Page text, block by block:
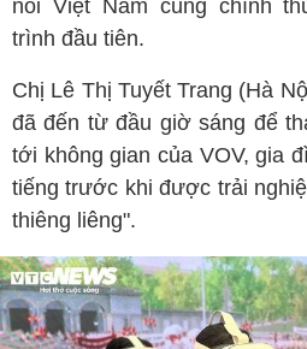
nói Việt Nam cũng chính
trình đầu tiên.
Chị Lê Thị Tuyết Trang (Hà
đã đến từ đầu giờ sáng để
tới không gian của VOV, gia
tiếng trước khi được trải
thiêng liêng".